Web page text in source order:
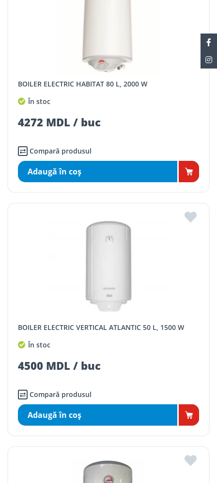
BOILER ELECTRIC HABITAT 80 L, 2000 W
În stoc
4272 MDL / buc
Compară produsul
Adaugă în coş
BOILER ELECTRIC VERTICAL ATLANTIC 50 L, 1500 W
În stoc
4500 MDL / buc
Compară produsul
Adaugă în coş